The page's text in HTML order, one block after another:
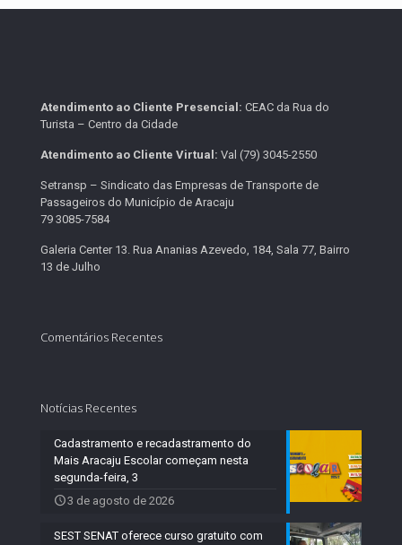
Atendimento ao Cliente Presencial: CEAC da Rua do
Turista – Centro da Cidade
Atendimento ao Cliente Virtual: Val (79) 3045-2550
Setransp – Sindicato das Empresas de Transporte de
Passageiros do Município de Aracaju
79 3085-7584
Galeria Center 13. Rua Ananias Azevedo, 184, Sala 77, Bairro
13 de Julho
Comentários Recentes
Notícias Recentes
Cadastramento e recadastramento do
Mais Aracaju Escolar começam nesta
segunda-feira, 3
3 de agosto de 2026
SEST SENAT oferece curso gratuito com